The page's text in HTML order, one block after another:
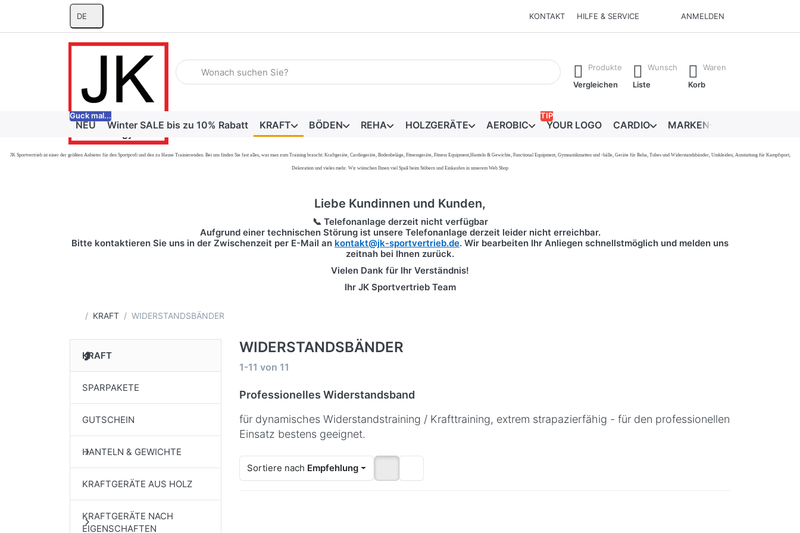
DE KONTAKT HILFE & SERVICE ANMELDEN
Geben Sie einen Suchbegriff ein. Während Sie tippen, erscheinen automatisch erste Ergebnisse. Drücken Sie die Eingabetaste, um alle Ergebnisse
Produkte
Vergleichen
Wunsch
Liste
Waren
Korb
NEU
Guck mal...
Winter SALE bis zu 10% Rabatt KRAFT BÖDEN REHA HOLZGERÄTE AEROBIC YOUR LOGO
TIP
CARDIO MARKEN
JK Sportvertrieb ist einer der größten Anbieter für den Sportprofi und den zu Hause Trainierenden. Bei uns finden Sie fast alles, was man zum Training braucht: Kraftgeräte, Cardiogeräte, Bodenbeläge, Fitnessgeräte, Fitness Equipment,Hanteln & Gewichte, Functional Equipment, Gymnastikmatten und -bälle, Geräte für Reha, Tubes und Widerstandsbänder, Umkleiden, Ausstattung für Kampfsport,
Dekoration und vieles mehr. Wir wünschen Ihnen viel Spaß beim Stöbern und Einkaufen in unserem Web Shop
Liebe Kundinnen und Kunden,
📞 Telefonanlage derzeit nicht verfügbar
Aufgrund einer technischen Störung ist unsere Telefonanlage derzeit leider nicht erreichbar.
Bitte kontaktieren Sie uns in der Zwischenzeit per E-Mail an kontakt@jk-sportvertrieb.de. Wir bearbeiten Ihr Anliegen schnellstmöglich und melden uns
zeitnah bei Ihnen zurück.
Vielen Dank für Ihr Verständnis!
Ihr JK Sportvertrieb Team
Startseite
KRAFT WIDERSTANDSBÄNDER
KRAFT
SPARPAKETE
GUTSCHEIN
HANTELN & GEWICHTE
KRAFTGERÄTE AUS HOLZ
KRAFTGERÄTE NACH
EIGENSCHAFTEN
WIDERSTANDSBÄNDER
Suchergebnisse:
1-11 von 11
Professionelles Widerstandsband
für dynamisches Widerstandstraining / Krafttraining, extrem strapazierfähig - für den professionellen
Einsatz bestens geeignet.
Sortiere nach Empfehlung